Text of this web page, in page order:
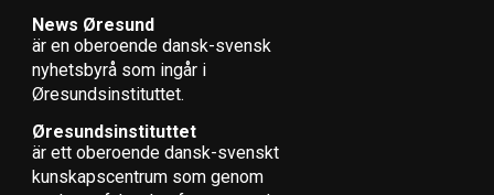
News Øresund
är en oberoende dansk-svensk
nyhets­byrå som ingår i
Øresundsinstituttet.
Øresundsinstituttet
är ett oberoende dansk-svenskt
kunskapscentrum som genom